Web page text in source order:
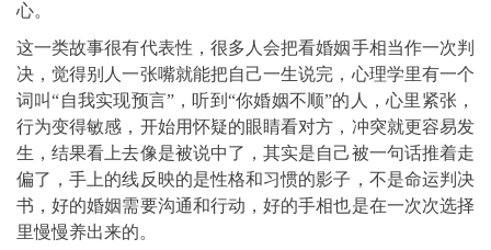
心。
这一类故事很有代表性，很多人会把看婚姻手相当作一次判
决，觉得别人一张嘴就能把自己一生说完，心理学里有一个
词叫“自我实现预言”，听到“你婚姻不顺”的人，心里紧张，
行为变得敏感，开始用怀疑的眼睛看对方，冲突就更容易发
生，结果看上去像是被说中了，其实是自己被一句话推着走
偏了，手上的线反映的是性格和习惯的影子，不是命运判决
书，好的婚姻需要沟通和行动，好的手相也是在一次次选择
里慢慢养出来的。